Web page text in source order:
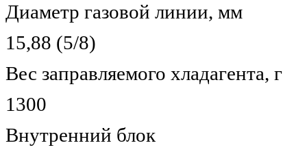
Диаметр газовой линии, мм
15,88 (5/8)
Вес заправляемого хладагента, г
1300
Внутренний блок